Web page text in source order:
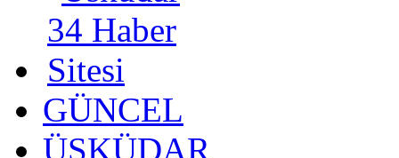
GÜNCEL
ÜSKÜDAR